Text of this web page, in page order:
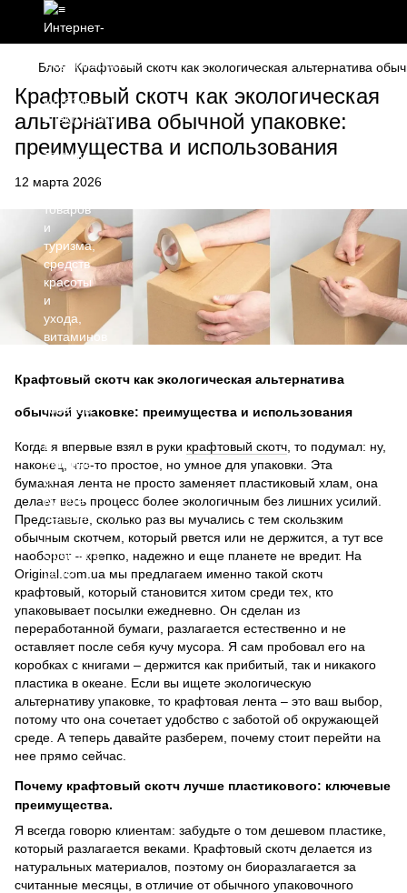
Блог Крафтовый скотч как экологическая альтернатива
Крафтовый скотч как экологическая
альтернатива обычной упаковке:
преимущества и использования
12 марта 2026
Крафтовый скотч как экологическая альтернатива
обычной упаковке: преимущества и использования
Когда я впервые взял в руки крафтовый скотч, то подумал: ну,
наконец, что-то простое, но умное для упаковки. Эта
бумажная лента не просто заменяет пластиковый хлам, она
делает весь процесс более экологичным без лишних усилий.
Представьте, сколько раз вы мучались с тем скользким
обычным скотчем, который рвется или не держится, а тут все
наоборот – крепко, надежно и еще планете не вредит. На
Original.com.ua мы предлагаем именно такой скотч
крафтовый, который становится хитом среди тех, кто
упаковывает посылки ежедневно. Он сделан из
переработанной бумаги, разлагается естественно и не
оставляет после себя кучу мусора. Я сам пробовал его на
коробках с книгами – держится как прибитый, так и никакого
пластика в океане. Если вы ищете экологическую
альтернативу упаковке, то крафтовая лента – это ваш выбор,
потому что она сочетает удобство с заботой об окружающей
среде. А теперь давайте разберем, почему стоит перейти на
нее прямо сейчас.
Почему крафтовый скотч лучше пластикового: ключевые
преимущества.
Я всегда говорю клиентам: забудьте о том дешевом пластике,
который разлагается веками. Крафтовый скотч делается из
натуральных материалов, поэтому он биоразлагается за
считанные месяцы, в отличие от обычного упаковочного